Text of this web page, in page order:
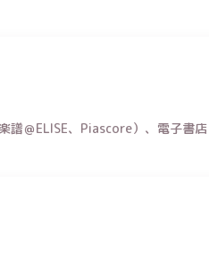
譜＠ELISE、Piascore）、電子書店